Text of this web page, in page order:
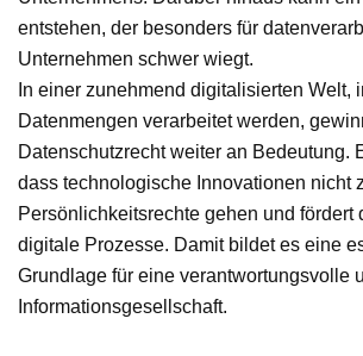
entstehen, der besonders für
Unternehmen schwer wiegt.
In einer zunehmend digitalisierten Welt,
Datenmengen verarbeitet werden,
Datenschutzrecht weiter an Bedeutung.
dass technologische Innovationen nicht
Persönlichkeitsrechte gehen und fördert
digitale Prozesse. Damit bildet es eine
Grundlage für eine verantwortungsvolle
Informationsgesellschaft.